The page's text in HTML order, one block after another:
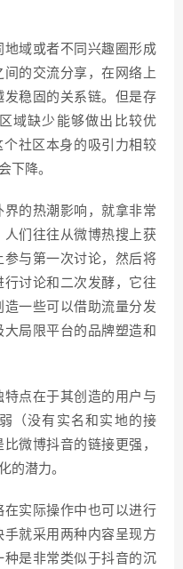
域或者不同兴趣圈形成
的交流分享，在网络上
稳固的关系链。但是存
域缺少能够做出比较优
社区本身的吸引力相较
下降。
的热潮影响，就拿非常
们往往从微博热搜上获
与第一次讨论，然后将
讨论和二次发酵，它往
一些可以借助流量分发
局限平台的品牌塑造和
点在于其创造的用户与
（没有实名和实地的接
微博抖音的链接更强，
的潜力。
实际操作中也可以进行
就采用两种内容呈现方
是非常类似于抖音的沉